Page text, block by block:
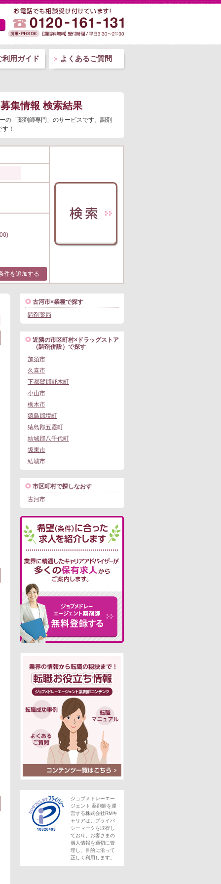
利用ガイド よくあるご質問
集情報 検索結果
の「薬剤師専門」のサービスです。調剤
！
件を追加する
この求人にフォームで問い合わせる
この求人にフォームで問い合わせる
古河市×業種で探す
調剤薬局
近隣の市区町村×ドラッグストア
（調剤併設）で探す
加須市
久喜市
下都賀郡野木町
小山市
栃木市
猿島郡境町
猿島郡五霞町
結城郡八千代町
坂東市
結城市
市区町村で探しなおす
古河市
ジョブメドレーエー
ジェント 薬剤師を運
営する株式会社RMキ
ャリアは、プライバ
シーマークを取得し
ており、お客さまの
個人情報を適切に管
理し、目的に沿って
正しく利用します。